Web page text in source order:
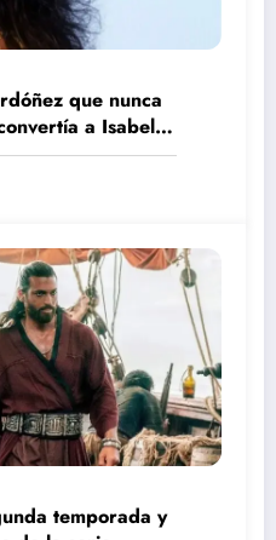
que nunca
a Isabel
temporada y